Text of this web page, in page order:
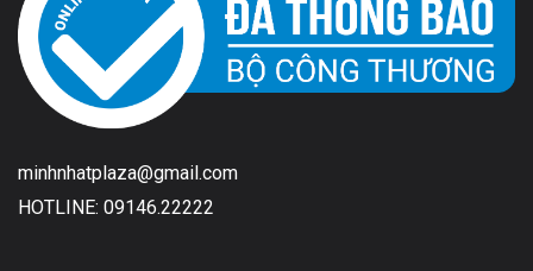
minhnhatplaza@gmail.com
HOTLINE: 09146.22222